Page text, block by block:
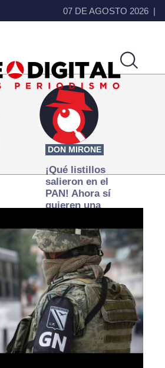
07 DE AGOSTO 2026
DON MIRONE
¡Qué listillos
salieron en el
PAN! Ahora sí
quieren una
autónoma… y
transexenal